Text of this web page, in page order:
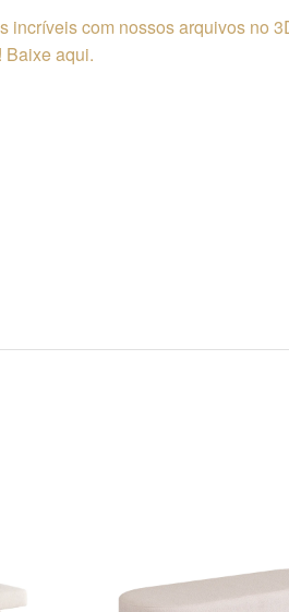
incríveis com nossos arquivos no
Baixe aqui.